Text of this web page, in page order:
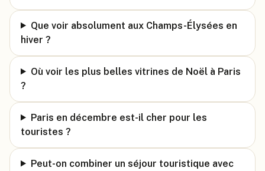
Que voir absolument aux Champs-Élysées en
hiver ?
Où voir les plus belles vitrines de Noël à Paris
?
Paris en décembre est-il cher pour les
touristes ?
Peut-on combiner un séjour touristique avec